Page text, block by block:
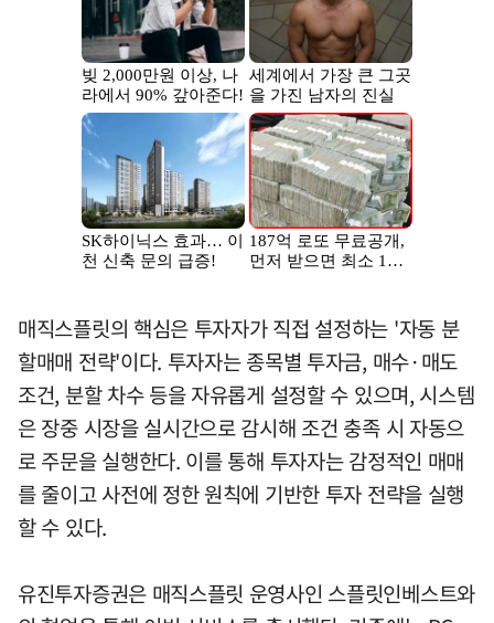
매직스플릿의 핵심은 투자자가 직접 설정하는 '자동 분
할매매 전략'이다. 투자자는 종목별 투자금, 매수·매도
조건, 분할 차수 등을 자유롭게 설정할 수 있으며, 시스템
은 장중 시장을 실시간으로 감시해 조건 충족 시 자동으
로 주문을 실행한다. 이를 통해 투자자는 감정적인 매매
를 줄이고 사전에 정한 원칙에 기반한 투자 전략을 실행
할 수 있다.
유진투자증권은 매직스플릿 운영사인 스플릿인베스트와